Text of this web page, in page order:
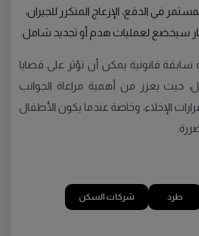
المستمر في الدفع، الإزعاج المتكرر للجيران،
سيخضع لعمليات هدم أو تجديد شامل.
سابقة قانونية يمكن أن تؤثر على قضايا
حيث يعزز من أهمية مراعاة الجوانب
الإخلاء، وخاصة عندما يكون الأطفال
طرد شركات السكن